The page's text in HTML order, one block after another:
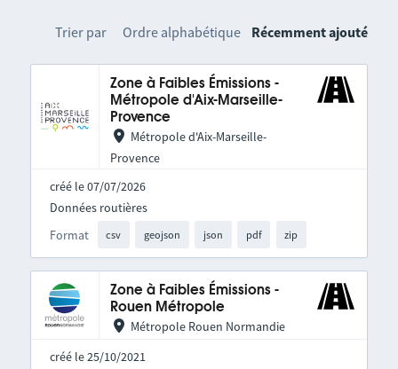
Trier par Ordre alphabétique Récemment ajouté
Zone à Faibles Émissions -
Métropole d'Aix-Marseille-
Provence
Métropole d'Aix-Marseille-
Provence
créé le 07/07/2026
Format csv geojson json pdf zip
Données routières
Zone à Faibles Émissions -
Rouen Métropole
Métropole Rouen Normandie
créé le 25/10/2021